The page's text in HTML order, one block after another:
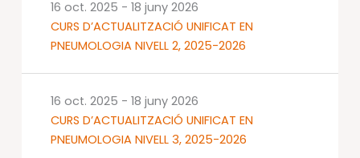
CURS D’ACTUALITZACIÓ UNIFICAT EN
PNEUMOLOGIA NIVELL 2, 2025-2026
16 oct. 2025 - 18 juny 2026
CURS D’ACTUALITZACIÓ UNIFICAT EN
PNEUMOLOGIA NIVELL 3, 2025-2026
16 oct. 2025 - 18 juny 2026